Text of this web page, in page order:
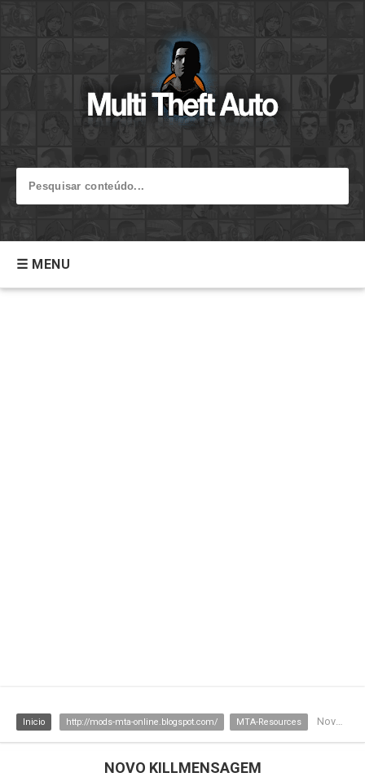
☰ MENU
Inicio http://mods-mta-online.blogspot.com/ MTA-Resources Novo KillMensagem
NOVO KILLMENSAGEM